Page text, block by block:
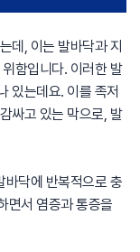
데, 이는 발바닥과 지
함입니다. 이러한 발
있는데요. 이를 족저
싸고 있는 막으로, 발
바닥에 반복적으로 충
면서 염증과 통증을